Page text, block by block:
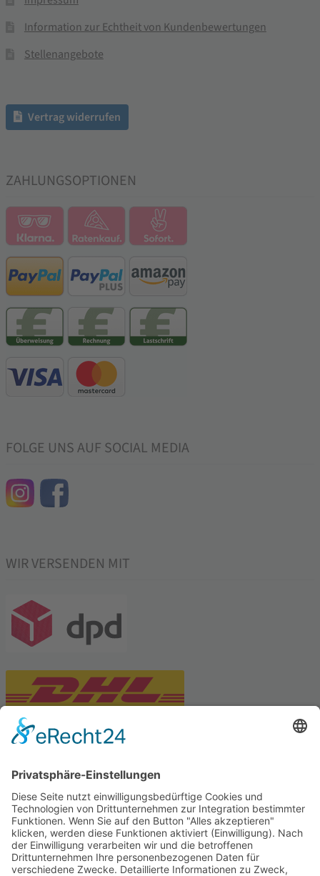
Information zur Echtheit von Kundenbewertungen
Stellenangebote
Vertrag widerrufen
ZAHLUNGSOPTIONEN
FOLGE UNS AUF SOCIAL MEDIA
WIR VERSENDEN MIT
Tekal – Textile Lebensqualität
Exklusive moderne & Orientteppiche
Feuerwerk XXL
Pyrotechnik online bestellen